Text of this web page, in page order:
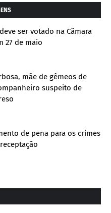
ser votado na Câmara
27 de maio
mãe de gêmeos de
suspeito de
de pena para os crimes